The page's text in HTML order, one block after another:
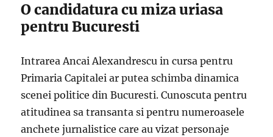
O candidatura cu miza uriasa
pentru Bucuresti
Intrarea Ancai Alexandrescu in cursa pentru
Primaria Capitalei ar putea schimba dinamica
scenei politice din Bucuresti. Cunoscuta pentru
atitudinea sa transanta si pentru numeroasele
anchete jurnalistice care au vizat personaje